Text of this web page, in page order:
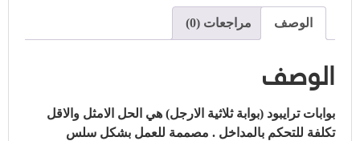
الوصف مراجعات (0)
الوصف
بوابات ترايبود (بوابة ثلاثية الارجل) هي الحل الامثل والاقل
تكلفة للتحكم بالمداخل . مصممة للعمل بشكل سلس